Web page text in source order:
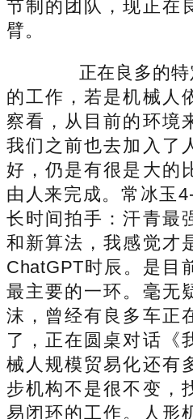
节制的团队，现正在
臂。
正在良多的特
的工作，若是机械人
察看，从目前的环境
我们之前也去加入了
好，仍是有很是大的
由人来完成。常冰玉
长时间拍手：汗青最
和新算法，我感觉才
ChatGPT时辰。是目
最主要的一环。毫无
沫，曾经有良多车正
了，正在圆桌对话《
械人规模贸易化还有
步机构不是很不变，
易闭环的工作。人形